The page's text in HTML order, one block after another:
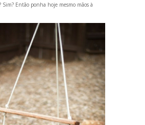
Sim? Então ponha hoje mesmo mãos à